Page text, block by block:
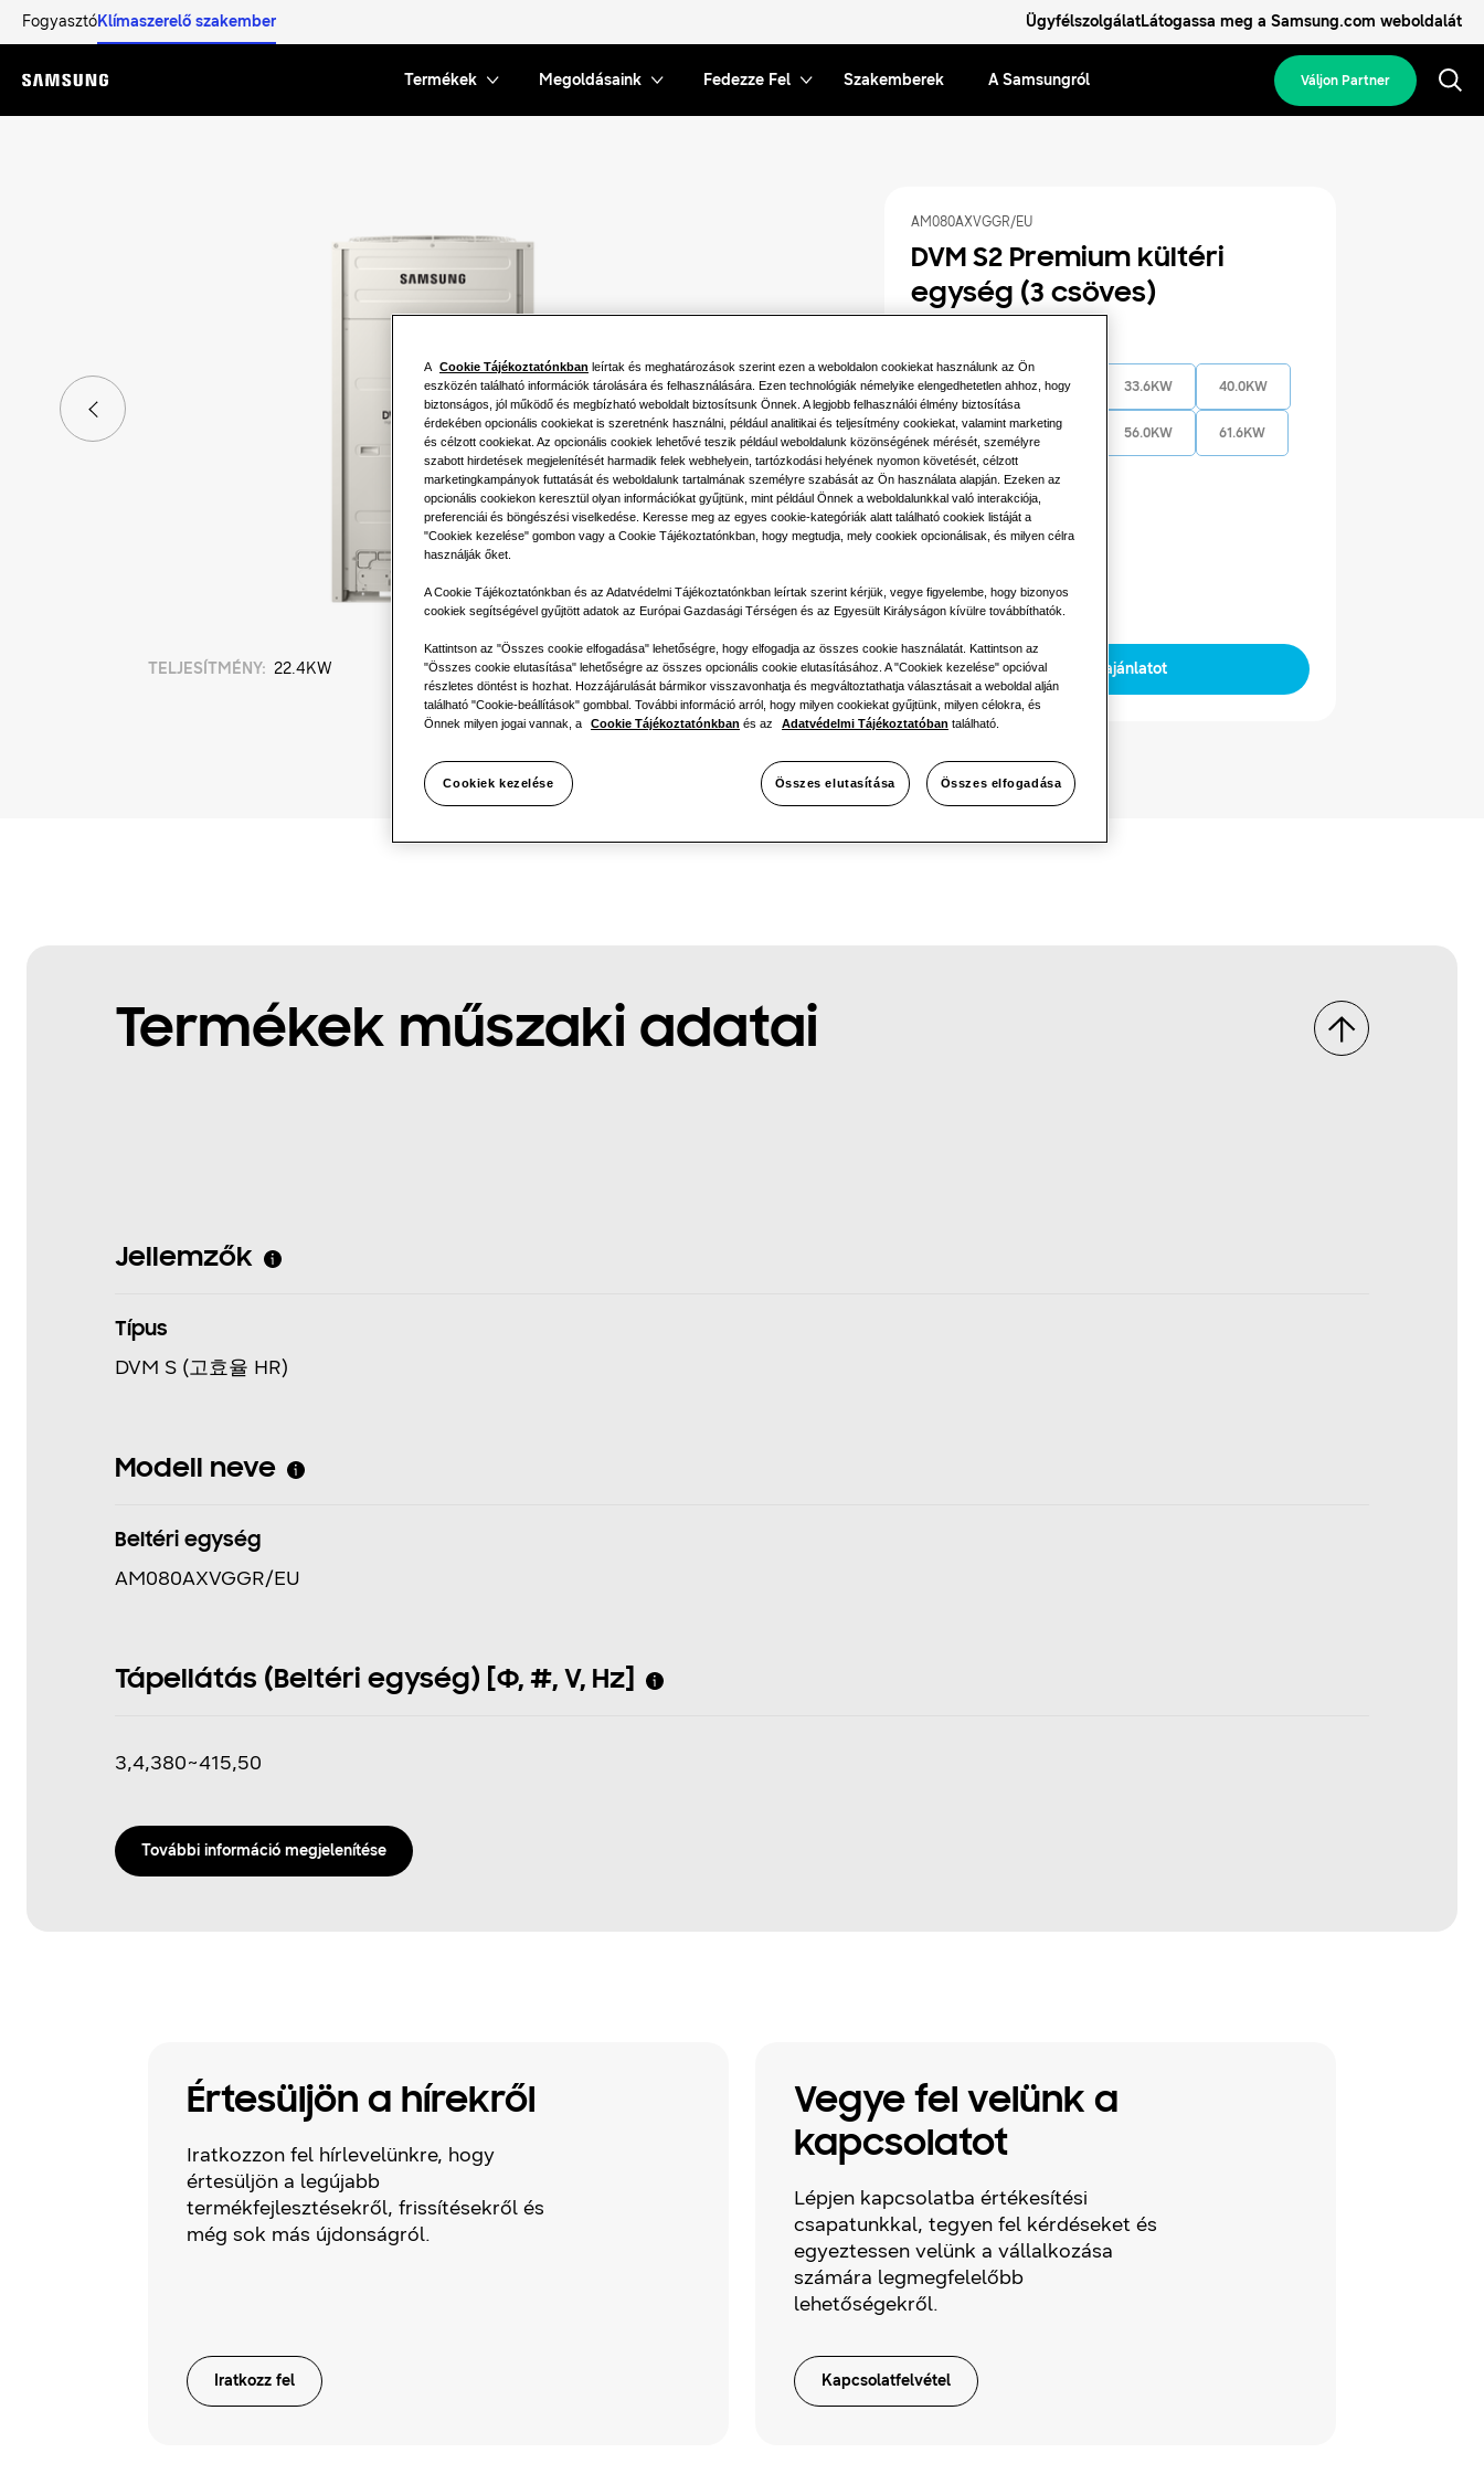
FogyasztóKlímaszerelő szakember ÜgyfélszolgálatLátogassa meg a Samsung.com weboldalát
Menu
Termékek Megoldásaink Fedezze Fel Szakemberek A Samsungról Váljon Partner
TELJESÍTMÉNY: 22.4KW
DVM S2 Premium kültéri
egység (3 csöves)
AM080AXVGGR/EU
22.4KW 28.0KW 33.6KW 40.0KW
45.0KW 50.4KW 56.0KW 61.6KW
67.2KW 72.8KW
Elérhető villamos teljesítmény
Háromfázisú
Kérjen ajánlatot
Termékek műszaki adatai
Jellemzők
Típus
DVM S (고효율 HR)
Modell neve
Beltéri egység
AM080AXVGGR/EU
Tápellátás (Beltéri egység) [Φ, #, V, Hz]
3,4,380~415,50
További információ megjelenítése
Értesüljön a hírekről
Iratkozzon fel hírlevelünkre, hogy
értesüljön a legújabb
termékfejlesztésekről, frissítésekről és
még sok más újdonságról.
Iratkozz fel
Vegye fel velünk a
kapcsolatot
Lépjen kapcsolatba értékesítési
csapatunkkal, tegyen fel kérdéseket és
egyeztessen velünk a vállalkozása
számára legmegfelelőbb
lehetőségekről.
Kapcsolatfelvétel
A Cookie Tájékoztatónkban leírtak és meghatározások szerint ezen a weboldalon cookiekat használunk az Ön
eszközén található információk tárolására és felhasználására. Ezen technológiák némelyike elengedhetetlen ahhoz, hogy
biztonságos, jól működő és megbízható weboldalt biztosítsunk Önnek. A legjobb felhasználói élmény biztosítása
érdekében opcionális cookiekat is szeretnénk használni, például analitikai és teljesítmény cookiekat, valamint marketing
és célzott cookiekat. Az opcionális cookiek lehetővé teszik például weboldalunk közönségének mérését, személyre
szabott hirdetések megjelenítését harmadik felek webhelyein, tartózkodási helyének nyomon követését, célzott
marketingkampányok futtatását és weboldalunk tartalmának személyre szabását az Ön használata alapján. Ezeken az
opcionális cookiekon keresztül olyan információkat gyűjtünk, mint például Önnek a weboldalunkkal való interakciója,
preferenciái és böngészési viselkedése. Keresse meg az egyes cookie-kategóriák alatt található cookiek listáját a
"Cookiek kezelése" gombon vagy a Cookie Tájékoztatónkban, hogy megtudja, mely cookiek opcionálisak, és milyen célra
használják őket.
A Cookie Tájékoztatónkban és az Adatvédelmi Tájékoztatónkban leírtak szerint kérjük, vegye figyelembe, hogy bizonyos
cookiek segítségével gyűjtött adatok az Európai Gazdasági Térségen és az Egyesült Királyságon kívülre továbbíthatók.
Kattintson az "Összes cookie elfogadása" lehetőségre, hogy elfogadja az összes cookie használatát. Kattintson az
"Összes cookie elutasítása" lehetőségre az összes opcionális cookie elutasításához. A "Cookiek kezelése" opcióval
részletes döntést is hozhat. Hozzájárulását bármikor visszavonhatja és megváltoztathatja választásait a weboldal alján
található "Cookie-beállítások" gombbal. További információ arról, hogy milyen cookiekat gyűjtünk, milyen célokra, és
Önnek milyen jogai vannak, a
Cookie Tájékoztatónkban és az Adatvédelmi Tájékoztatóban található.
Cookiek kezelése Összes elutasítása Összes elfogadása